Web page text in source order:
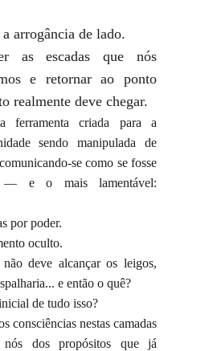
arrogância de lado.
as escadas que nós
e retornar ao ponto
realmente deve chegar.
ferramenta criada para a
sendo manipulada de
se como se fosse
— e o mais lamentável:
por poder.
oculto.
deve alcançar os leigos,
e então o quê?
de tudo isso?
consciências nestas camadas
nós dos propósitos que já